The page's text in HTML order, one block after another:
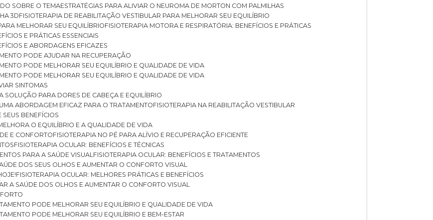
SOBRE O TEMA ESTRATÉGIAS PARA ALIVIAR O NEUROMA DE MORTON COM PALMILHAS
3D
FISIOTERAPIA DE REABILITAÇÃO VESTIBULAR PARA MELHORAR SEU EQUILÍBRIO
MELHORAR SEU EQUILÍBRIO
FISIOTERAPIA MOTORA E RESPIRATÓRIA: BENEFÍCIOS E PRÁTICAS
E PRÁTICAS ESSENCIAIS
E ABORDAGENS EFICAZES
PODE AJUDAR NA RECUPERAÇÃO
PODE MELHORAR SEU EQUILÍBRIO E QUALIDADE DE VIDA
PODE MELHORAR SEU EQUILÍBRIO E QUALIDADE DE VIDA
SINTOMAS
SOLUÇÃO PARA DORES DE CABEÇA E EQUILÍBRIO
ABORDAGEM EFICAZ PARA O TRATAMENTO
FISIOTERAPIA NA REABILITAÇÃO VESTIBULAR
SEUS BENEFÍCIOS
O EQUILÍBRIO E A QUALIDADE DE VIDA
E CONFORTO
FISIOTERAPIA NO PÉ PARA ALÍVIO E RECUPERAÇÃO EFICIENTE
FISIOTERAPIA OCULAR: BENEFÍCIOS E TÉCNICAS
PARA A SAÚDE VISUAL FISIOTERAPIA OCULAR: BENEFÍCIOS E TRATAMENTOS
DOS SEUS OLHOS E AUMENTAR O CONFORTO VISUAL
FISIOTERAPIA OCULAR: MELHORES PRÁTICAS E BENEFÍCIOS
A SAÚDE DOS OLHOS E AUMENTAR O CONFORTO VISUAL
PODE MELHORAR SEU EQUILÍBRIO E QUALIDADE DE VIDA
PODE MELHORAR SEU EQUILÍBRIO E BEM-ESTAR